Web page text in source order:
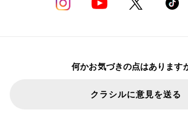
何かお気づきの点はあります
クラシルに意見を送る